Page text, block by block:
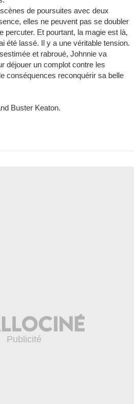
de poursuites avec deux
elles ne peuvent pas se doubler
percuter. Et pourtant, la magie est là,
été lassé. Il y a une véritable tension.
et rabroué, Johnnie va
déjouer un complot contre les
conséquences reconquérir sa belle
Buster Keaton.